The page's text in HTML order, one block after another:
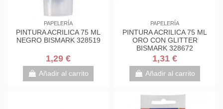
PAPELERÍA
PINTURA ACRILICA 75 ML
NEGRO BISMARK 328519
1,29 €
Añadir al carrito
PAPELERÍA
PINTURA ACRILICA 75 ML
ORO CON GLITTER
BISMARK 328672
1,31 €
Añadir al carrito